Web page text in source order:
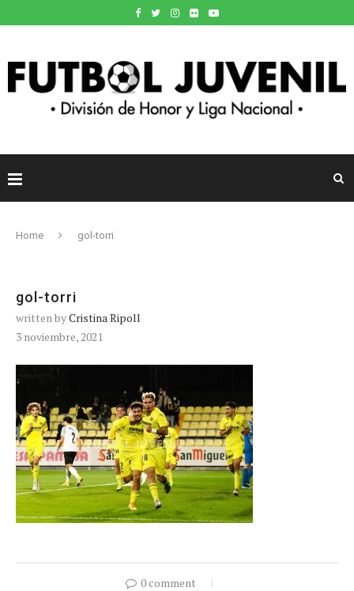
Home gol-torri
gol-torri
written byCristina Ripoll
3 noviembre, 2021
0 comment